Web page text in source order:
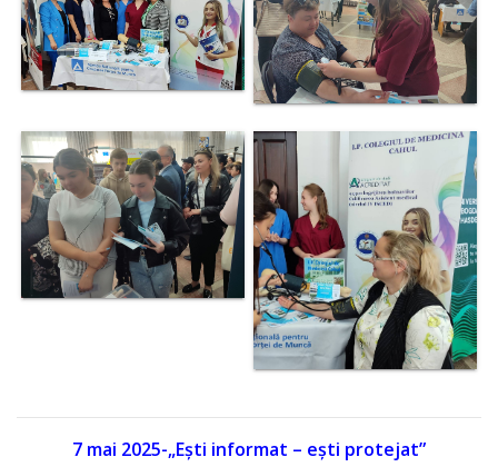
Fiecare
Școală
practică
Ghidare
în
carieră
simulare
7 mai 2025-„Ești informat – ești protejat”